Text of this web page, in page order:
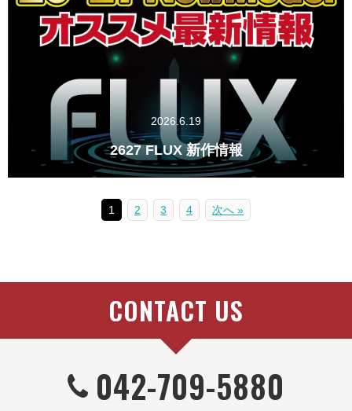
2026.6.19
2627 FLUX 新作情報
1 2 3 4 次へ »
CONTACT US
042-709-5880